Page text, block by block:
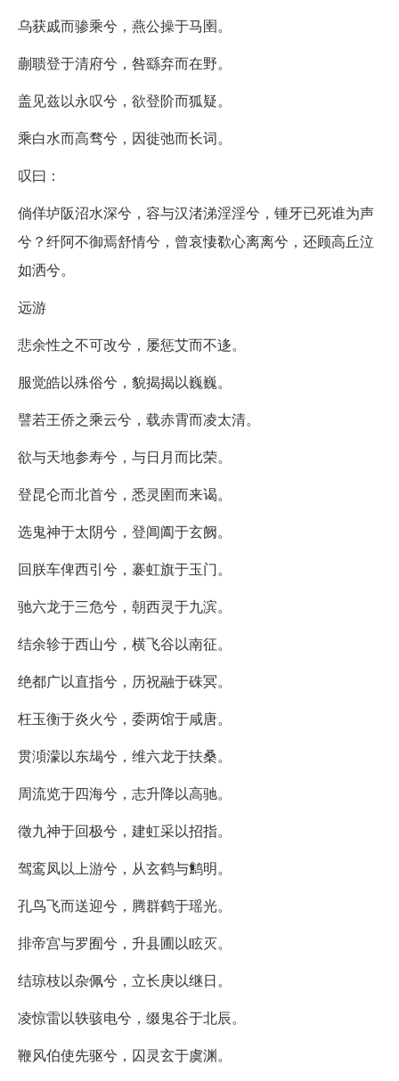
乌获戚而骖乘兮，燕公操于马圉。
蒯聩登于清府兮，咎繇弃而在野。
盖见兹以永叹兮，欲登阶而狐疑。
乘白水而高骛兮，因徙弛而长词。
叹曰：
倘佯垆阪沼水深兮，容与汉渚涕淫淫兮，锺牙已死谁为声
兮？纤阿不御焉舒情兮，曾哀悽欷心离离兮，还顾高丘泣
如洒兮。
远游
悲余性之不可改兮，屡惩艾而不迻。
服觉皓以殊俗兮，貌揭揭以巍巍。
譬若王侨之乘云兮，载赤霄而凌太清。
欲与天地参寿兮，与日月而比荣。
登昆仑而北首兮，悉灵圉而来谒。
选鬼神于太阴兮，登阊阖于玄阙。
回朕车俾西引兮，褰虹旗于玉门。
驰六龙于三危兮，朝西灵于九滨。
结余轸于西山兮，横飞谷以南征。
绝都广以直指兮，历祝融于硃冥。
枉玉衡于炎火兮，委两馆于咸唐。
贯澒濛以东朅兮，维六龙于扶桑。
周流览于四海兮，志升降以高驰。
徵九神于回极兮，建虹采以招指。
驾鸾凤以上游兮，从玄鹤与鹪明。
孔鸟飞而送迎兮，腾群鹤于瑶光。
排帝宫与罗囿兮，升县圃以眩灭。
结琼枝以杂佩兮，立长庚以继日。
凌惊雷以轶骇电兮，缀鬼谷于北辰。
鞭风伯使先驱兮，囚灵玄于虞渊。